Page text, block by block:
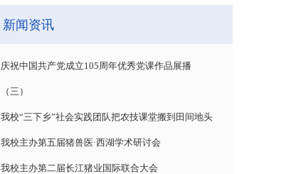
新闻资讯
庆祝中国共产党成立105周年优秀党课作品展播
（三）
我校“三下乡”社会实践团队把农技课堂搬到田间地头
我校主办第五届猪兽医·西湖学术研讨会
我校主办第二届长江猪业国际联合大会